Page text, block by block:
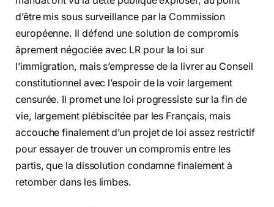
d’être mis sous surveillance par la Commission
européenne. Il défend une solution de compromis
âprement négociée avec LR pour la loi sur
l’immigration, mais s’empresse de la livrer au Conseil
constitutionnel avec l’espoir de la voir largement
censurée. Il promet une loi progressiste sur la fin de
vie, largement plébiscitée par les Français, mais
accouche finalement d’un projet de loi assez restrictif
pour essayer de trouver un compromis entre les
partis, que la dissolution condamne finalement à
retomber dans les limbes.